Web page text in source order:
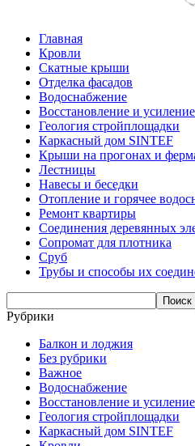
Главная
Кровли
Скатные крыши
Отделка фасадов
Водоснабжение
Восстановление и
Геология стройплощадки
Каркасный дом SINTEF
Крыши на прогонах и
Лестницы
Навесы и беседки
Отопление и горячее
Ремонт квартиры
Соединения деревянных
Сопромат для плотника
Сруб
Трубы и способы их
Рубрики
Балкон и лоджия
Без рубрики
Важное
Водоснабжение
Восстановление и
Геология стройплощадки
Каркасный дом SINTEF